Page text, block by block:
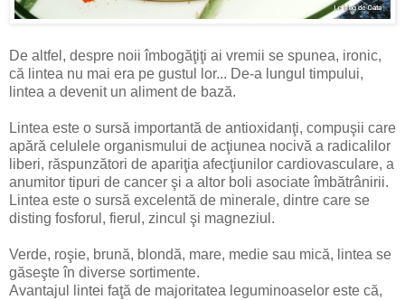
De altfel, despre noii îmbogăţiţi ai vremii se spunea, ironic,
că lintea nu mai era pe gustul lor... De-a lungul timpului,
lintea a devenit un aliment de bază.
Lintea este o sursă importantă de antioxidanţi, compuşii care
apără celulele organismului de acţiunea nocivă a radicalilor
liberi, răspunzători de apariţia afecţiunilor cardiovasculare, a
anumitor tipuri de cancer şi a altor boli asociate îmbătrânirii.
Lintea este o sursă excelentă de minerale, dintre care se
disting fosforul, fierul, zincul şi magneziul.
Verde, roşie, brună, blondă, mare, medie sau mică, lintea se
găseşte în diverse sortimente.
Avantajul lintei faţă de majoritatea leguminoaselor este că,